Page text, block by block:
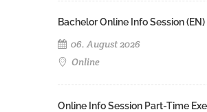
Bachelor Online Info Session (EN)
06. August 2026
Online
Online Info Session Part-Time